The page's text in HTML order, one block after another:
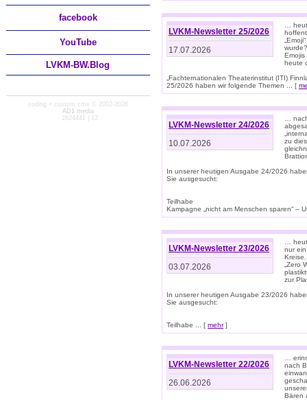
facebook
YouTube
LVKM-BW.Blog
coding + custom cms © 2002-2026
AD1 media
· 2624441 | 12
LVKM-Newsletter 25/2026
17.07.2026
…
Emojis
heute
„Fachternationalen Theaterinstitut (ITI)
25/2026 haben wir folgende Themen ... [
LVKM-Newsletter 24/2026
10.07.2026
…
zu
In unserer heutigen Ausgabe 24/2026
Sie ausgesucht:
Teilhabe
Kampagne „nicht am Menschen sparen“ –
LVKM-Newsletter 23/2026
03.07.2026
…
nur
„Zero
zur
In unserer heutigen Ausgabe 23/2026
Sie ausgesucht:
Teilhabe ... [ mehr]
LVKM-Newsletter 22/2026
26.06.2026
…
nach
Bären